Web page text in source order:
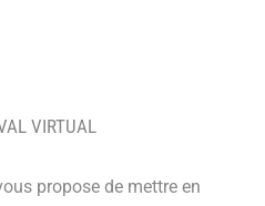
VIRTUAL
propose de mettre en